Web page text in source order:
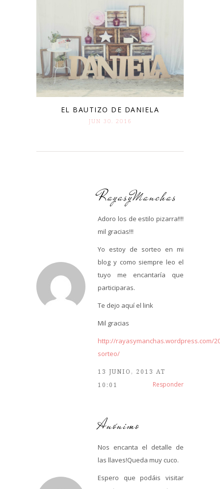
EL BAUTIZO DE DANIELA
JUN 30. 2016
RayasyManchas
Adoro los de estilo pizarra!!!!
mil gracias!!!
Yo estoy de sorteo en mi
blog y como siempre leo el
tuyo me encantaría que
participaras.
Te dejo aquí el link
Mil gracias
http://rayasymanchas.wordpress.com/
sorteo/
13 JUNIO, 2013 AT
10:01
Responder
Anónimo
Nos encanta el detalle de
las llaves!Queda muy cuco.
Espero que podáis visitar